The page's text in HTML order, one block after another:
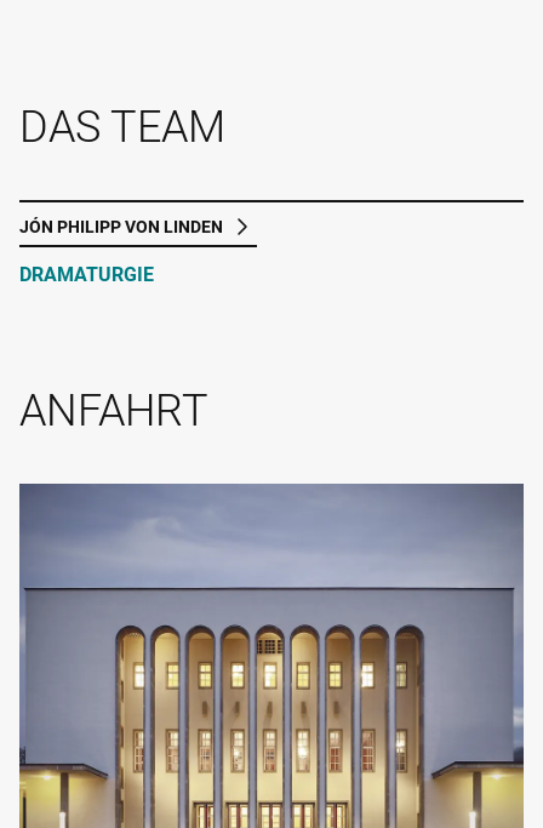
DAS TEAM
JÓN PHILIPP VON LINDEN
DRAMATURGIE
ANFAHRT